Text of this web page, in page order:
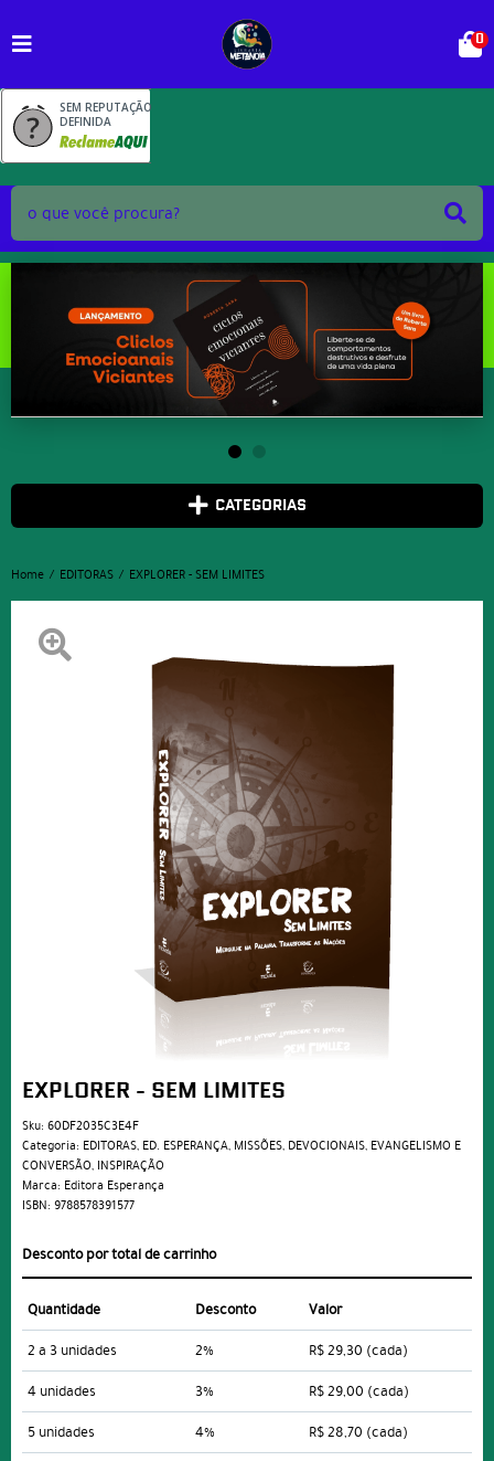
SEM REPUTAÇÃO
DEFINIDA
0
CATEGORIAS
Home EDITORAS EXPLORER - SEM LIMITES
EXPLORER - SEM LIMITES
Sku: 60DF2035C3E4F
Categoria: EDITORAS, ED. ESPERANÇA, MISSÕES, DEVOCIONAIS, EVANGELISMO E
CONVERSÃO, INSPIRAÇÃO
Marca: Editora Esperança
ISBN: 9788578391577
Desconto por total de carrinho
Quantidade Desconto
Valor
2 a 3 unidades
2% R$ 29,30 (cada)
4 unidades
3% R$ 29,00 (cada)
5 unidades
4% R$ 28,70 (cada)